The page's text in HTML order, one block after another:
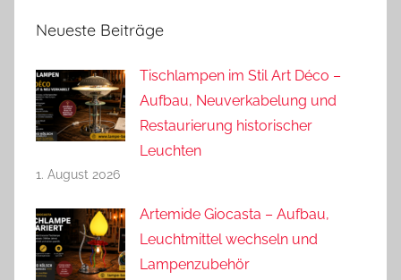
Neueste Beiträge
Tischlampen im Stil Art Déco –
Aufbau, Neuverkabelung und
Restaurierung historischer
Leuchten
1. August 2026
Artemide Giocasta – Aufbau,
Leuchtmittel wechseln und
Lampenzubehör